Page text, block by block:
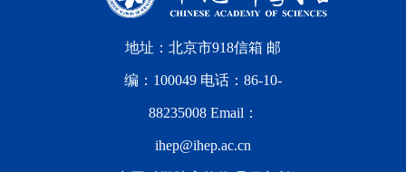
地址：北京市918信箱 邮
编：100049 电话：86-10-
88235008 Email：
ihep@ihep.ac.cn